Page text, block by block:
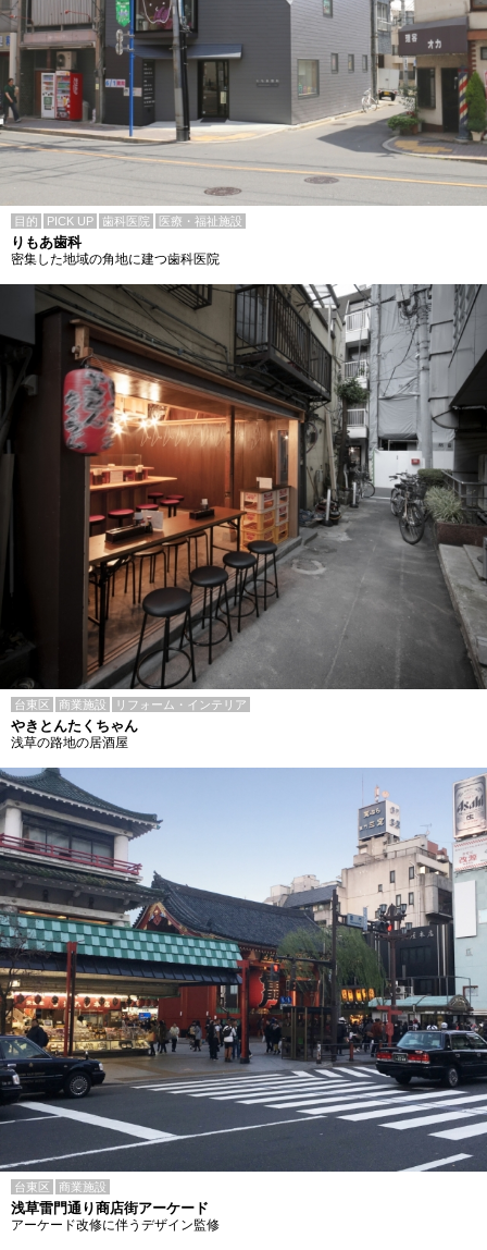
目的 PICK UP 歯科医院 医療・福祉施設
りもあ歯科
密集した地域の角地に建つ歯科医院
台東区 商業施設 リフォーム・インテリア
やきとんたくちゃん
浅草の路地の居酒屋
台東区 商業施設
浅草雷門通り商店街アーケード
アーケード改修に伴うデザイン監修